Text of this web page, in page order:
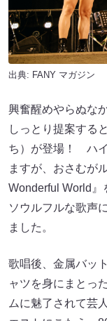
出典: FANY マガジン
興奮醒めやらぬな
しっとり提案する
ち）が登場！ ハ
ますが、おさむが
Wonderful World』
ソウルフルな歌声
ました。
歌唱後、金属バッ
ャツを身にまとっ
ムに魅了されて芸